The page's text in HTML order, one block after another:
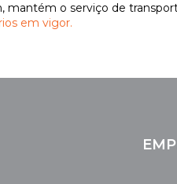
mantém o serviço de
em vigor.